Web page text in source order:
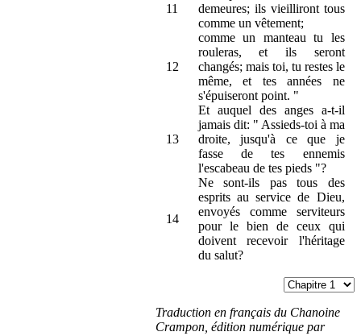
11
demeures; ils vieilliront tous
comme un vêtement;
12
comme un manteau tu les
rouleras, et ils seront
changés; mais toi, tu restes le
même, et tes années ne
s'épuiseront point. "
13
Et auquel des anges a-t-il
jamais dit: " Assieds-toi à ma
droite, jusqu'à ce que je
fasse de tes ennemis
l'escabeau de tes pieds "?
14
Ne sont-ils pas tous des
esprits au service de Dieu,
envoyés comme serviteurs
pour le bien de ceux qui
doivent recevoir l'héritage
du salut?
Traduction en français du Chanoine
Crampon, édition numérique par